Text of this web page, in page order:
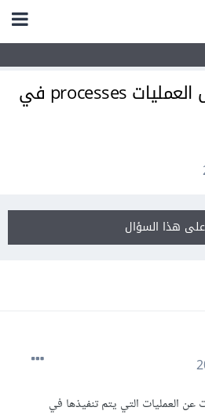
كيف أعرض العمليات processes في
هذا السؤال
العمليات التي يتم تنفيذها في